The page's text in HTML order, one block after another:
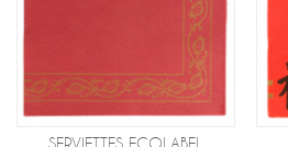
SERVIETTES ECOLABEL